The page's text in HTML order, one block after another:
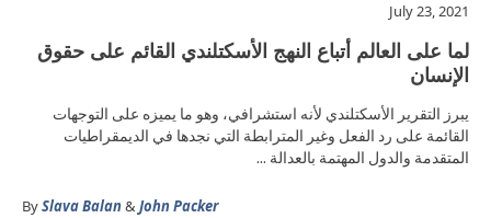
July 23, 2021
لما على العالم أتباع النهج الأسكتلندي القائم على حقوق
الإنسان
يبرز التقرير الأسكتلندي لأنه استشرافي، وهو ما يميزه على التوجهات
القائمة على رد الفعل وغير المترابطة التي نجدها في الديمقراطيات
المتقدمة والدول المهتمة بالعدالة ...
BySlava Balan&John Packer